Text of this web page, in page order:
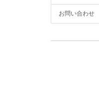
お問い合わせ